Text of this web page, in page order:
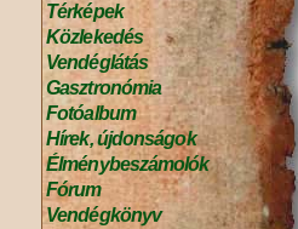
Térképek
Közlekedés
Vendéglátás
Gasztronómia
Fotóalbum
Hírek, újdonságok
Élménybeszámolók
Fórum
Vendégkönyv